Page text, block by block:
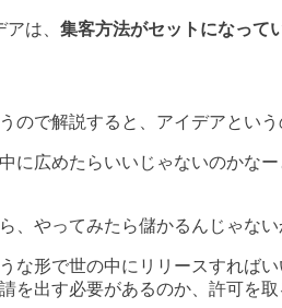
は、 集客方法がセットになって
ので解説すると、アイデアとい
に広めたらいいじゃないのかな
、やってみたら儲かるんじゃな
な形で世の中にリリースすれば
を出す必要があるのか、許可を